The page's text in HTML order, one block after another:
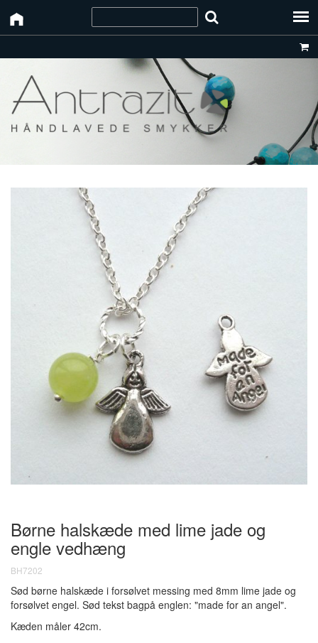
Børne halskæde med lime jade og
engle vedhæng
BH7202
Sød børne halskæde i forsølvet messing med 8mm lime jade og
forsølvet engel. Sød tekst bagpå englen: "made for an angel".
Kæden måler 42cm.